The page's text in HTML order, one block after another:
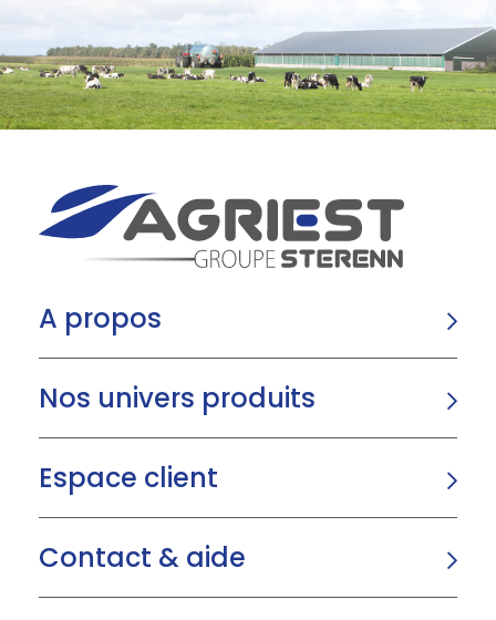
A propos
Nos univers produits
Espace client
Contact & aide